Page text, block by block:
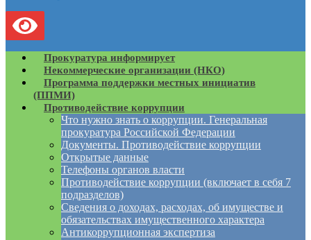
Прокуратура информирует
Некоммерческие организации (НКО)
Программа поддержки местных инициатив
(ППМИ)
Противодействие коррупции
Что нужно знать о коррупции. Генеральная
прокуратура Российской Федерации
Документы. Противодействие коррупции
Открытые данные
Телефоны органов власти
Противодействие коррупции (включает в себя 7
подразделов)
Сведения о доходах, расходах, об имуществе и
обязательствах имущественного характера
Антикоррупционная экспертиза